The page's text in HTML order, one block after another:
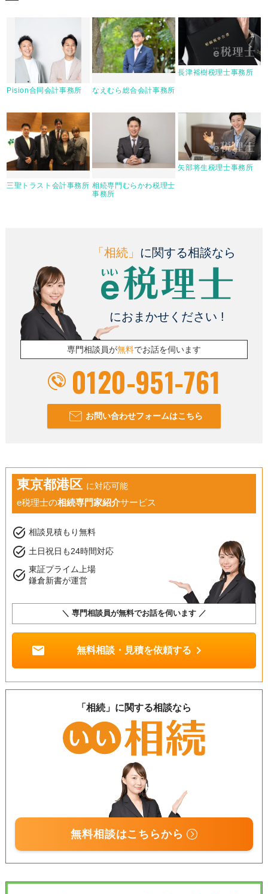
Pision合同会計事務所 なえむら総合会計事務所
長津裕樹税理士事務所
三聖トラスト会計事務所 相続専門むらかわ税理士
事務所
矢部将生税理士事務所
「相続」 に関する相談なら
におまかせください !
専門相談員が無料でお話を伺います
0120-951-761
お問い合わせフォームはこちら
東京都港区 に対応可能
e税理士の相続専門家紹介サービス
task_alt 相談見積もり無料
task_alt 土日祝日も24時間対応
task_alt 東証プライム上場
鎌倉新書が運営
＼ 専門相談員が無料でお話を伺います ／
mail 無料相談・見積を依頼する chevron_right
「相続」に関する相談なら
無料相談はこちらから